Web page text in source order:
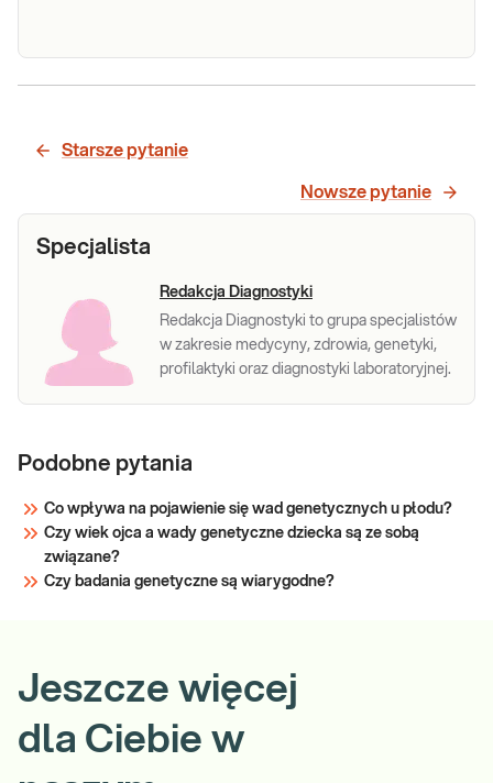
Zespół Frasera (gen FREM2 – wybrany fragment)
Starsze pytanie
Nowsze pytanie
Specjalista
Redakcja Diagnostyki
Redakcja Diagnostyki to grupa specjalistów
w zakresie medycyny, zdrowia, genetyki,
profilaktyki oraz diagnostyki laboratoryjnej.
Podobne pytania
Co wpływa na pojawienie się wad genetycznych u płodu?
Czy wiek ojca a wady genetyczne dziecka są ze sobą
związane?
Czy badania genetyczne są wiarygodne?
Jeszcze więcej
dla Ciebie w